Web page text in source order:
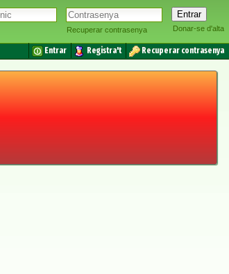
Recuperar contrasenya Donar-se d'alta
Entrar Registra't
Recuperar contrasenya